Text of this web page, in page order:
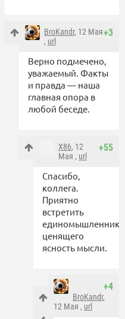
+3
BroKandr, 12 Мая
, url
Верно подмечено,
уважаемый. Факты
и правда — наша
главная опора в
любой беседе.
+55
X86, 12
Мая , url
Спасибо,
коллега.
Приятно
встретить
ценящего
ясность мысли.
+4
BroKandr,
12 Мая , url